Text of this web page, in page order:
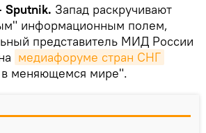
Запад раскручивают
информационным полем,
представитель МИД России
медиафоруме стран СНГ
в меняющемся мире".